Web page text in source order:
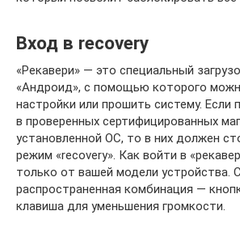
Вход в recovery
«Рекавери» — это специальный
«Андроид», с помощью которого
настройки или прошить систему. Если
в проверенных сертифицированных
установленной ОС, то в них должен
режим «recovery». Как войти в
только от вашей модели устройства.
распространенная комбинация —
клавиша для уменьшения громкости.